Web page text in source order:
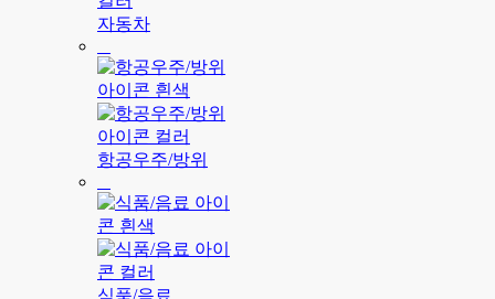
자동차
항공우주/방위
식품/음료